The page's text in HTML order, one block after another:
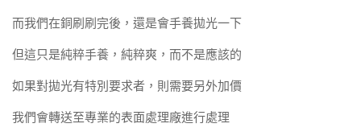
而我們在銅刷刷完後，還是會手養拋光一下
但這只是純粹手養，純粹爽，而不是應該的
如果對拋光有特別要求者，則需要另外加價
我們會轉送至專業的表面處理廠進行處理